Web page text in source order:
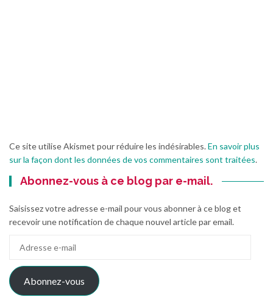
Ce site utilise Akismet pour réduire les indésirables.En savoir plus
sur la façon dont les données de vos commentaires sont traitées.
Abonnez-vous à ce blog par e-mail.
Saisissez votre adresse e-mail pour vous abonner à ce blog et
recevoir une notification de chaque nouvel article par email.
mail
Abonnez-vous